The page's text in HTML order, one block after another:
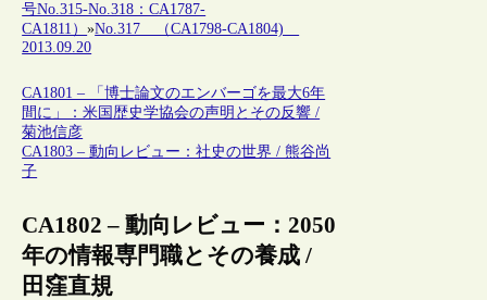
号No.315-No.318：CA1787-
CA1811）»No.317 （CA1798-CA1804)
2013.09.20
CA1801 – 「博士論文のエンバーゴを最大6年
間に」：米国歴史学協会の声明とその反響 /
菊池信彦
CA1803 – 動向レビュー：社史の世界 / 熊谷尚
子
CA1802 – 動向レビュー：2050
年の情報専門職とその養成 /
田窪直規